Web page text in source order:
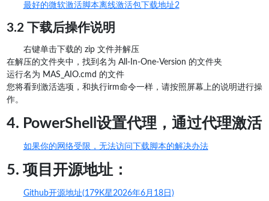
最好的微软激活脚本离线激活包下载地址2
3.2 下载后操作说明
右键单击下载的 zip 文件并解压
在解压的文件夹中，找到名为 All-In-One-Version 的文件夹
运行名为 MAS_AIO.cmd 的文件
您将看到激活选项，和执行irm命令一样，请按照屏幕上的说明进行操
作。
4. PowerShell设置代理，通过代理激活
如果你的网络受限，无法访问下载脚本的解决办法
5. 项目开源地址：
Github开源地址(179K星2026年6月18日)